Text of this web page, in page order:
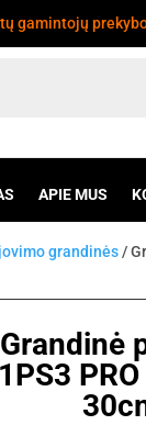
gamintojų
APIE MUS
grandinės /
Grandinė